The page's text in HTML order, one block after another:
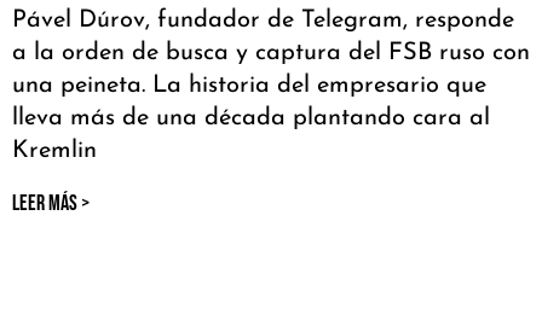
Pável Dúrov, fundador de Telegram, responde
a la orden de busca y captura del FSB ruso con
una peineta. La historia del empresario que
lleva más de una década plantando cara al
Kremlin
LEER MÁS >